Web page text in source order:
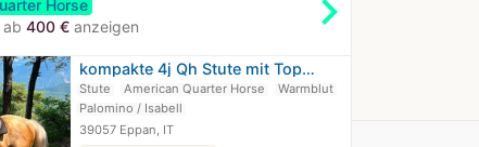
Horse
ab 400 € anzeigen chevron_right
kompakte 4j Qh Stute mit Top…
Stute American Quarter Horse
Warmblut
Palomino / Isabell
39057 Eppan, IT